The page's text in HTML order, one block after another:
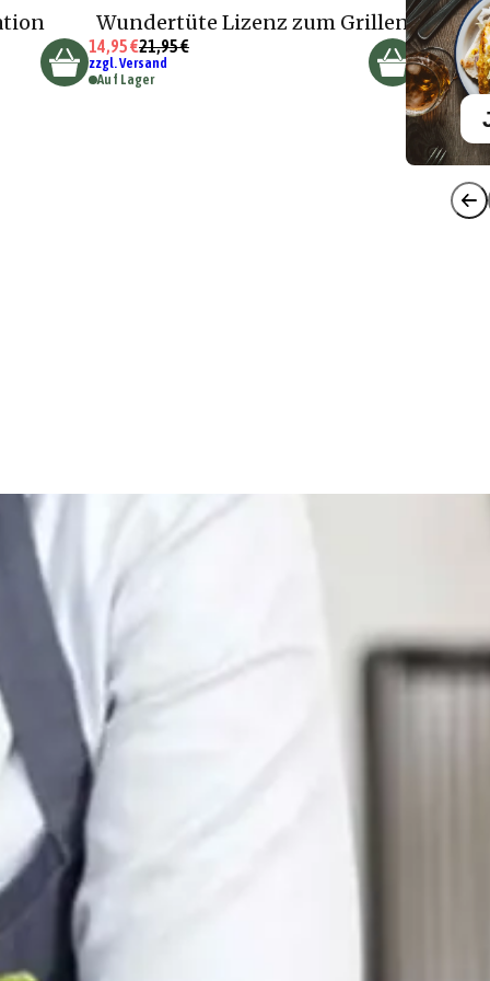
Wundertüte Lizenz zum Grillen
14,95 €21,95 €
zzgl. Versand
Auf Lager